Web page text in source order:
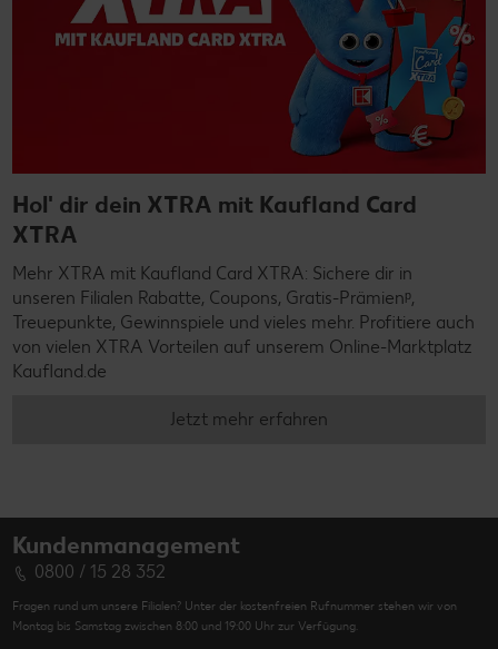
Hol' dir dein XTRA mit Kaufland Card
XTRA
Mehr XTRA mit Kaufland Card XTRA: Sichere dir in
unseren Filialen Rabatte, Coupons, Gratis-Prämienᵖ,
Treuepunkte, Gewinnspiele und vieles mehr. Profitiere auch
von vielen XTRA Vorteilen auf unserem Online-Marktplatz
Kaufland.de
Jetzt mehr erfahren
Kundenmanagement
0800 / 15 28 352
Fragen rund um unsere Filialen? Unter der kostenfreien Rufnummer stehen wir von
Montag bis Samstag zwischen 8:00 und 19:00 Uhr zur Verfügung.